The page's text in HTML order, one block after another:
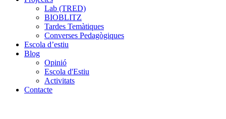
Lab (TRED)
BIOBLITZ
Tardes Temàtiques
Converses Pedagògiques
Escola d’estiu
Blog
Opinió
Escola d'Estiu
Activitats
Contacte